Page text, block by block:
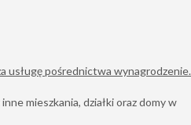
usługę pośrednictwa wynagrodzenie.
mieszkania, działki oraz domy w